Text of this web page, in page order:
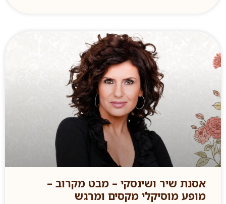
אסנת שיר ושינסקי – מבט מקרוב –
מופע מוסיקלי מקסים ומרגש